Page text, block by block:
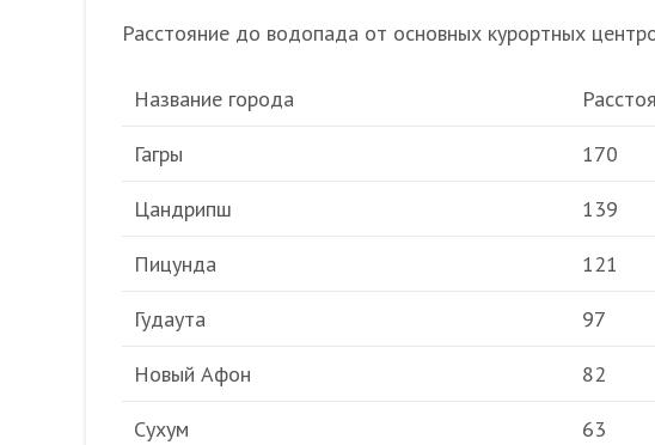
Расстояние до водопада от основных курортных
Название города
Гагры
170
Цандрипш
139
Пицунда
121
Гудаута
97
Новый Афон
82
Сухум
63